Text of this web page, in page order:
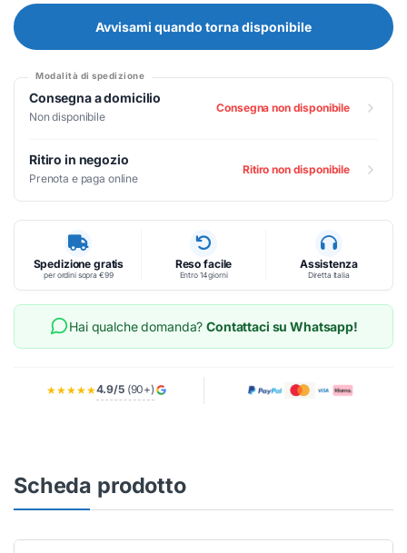
Avvisami quando torna disponibile
Modalità di spedizione
Consegna a domicilio
Non disponibile
Consegna non disponibile
Ritiro in negozio
Prenota e paga online
Ritiro non disponibile
Spedizione gratis
per ordini sopra €99
Reso facile
Entro 14 giorni
Assistenza
Diretta Italia
Hai qualche domanda?Contattaci su Whatsapp!
★★★★★4.9/5(90+)
Scheda prodotto